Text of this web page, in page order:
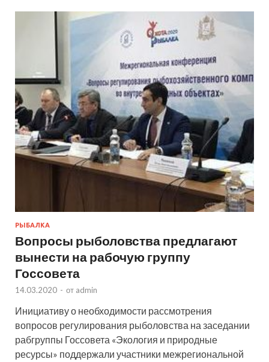
РЫБАЛКА
Вопросы рыболовства предлагают
вынести на рабочую группу
Госсовета
14.03.2020 - от admin
Инициативу о необходимости рассмотрения
вопросов регулирования рыболовства на заседании
рабгруппы Госсовета «Экология и природные
ресурсы» поддержали участники межрегиональной